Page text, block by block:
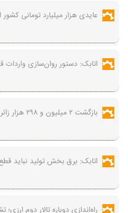
عایدی هزار میلیارد تومانی
اتابک: دستور روان‌سازی
بازگشت ۲ میلیون و ۲۹۸ هزار زائر به کشور
اتابک: برق بخش تولید نباید
راه‌اندازی دوباره تالار دوم